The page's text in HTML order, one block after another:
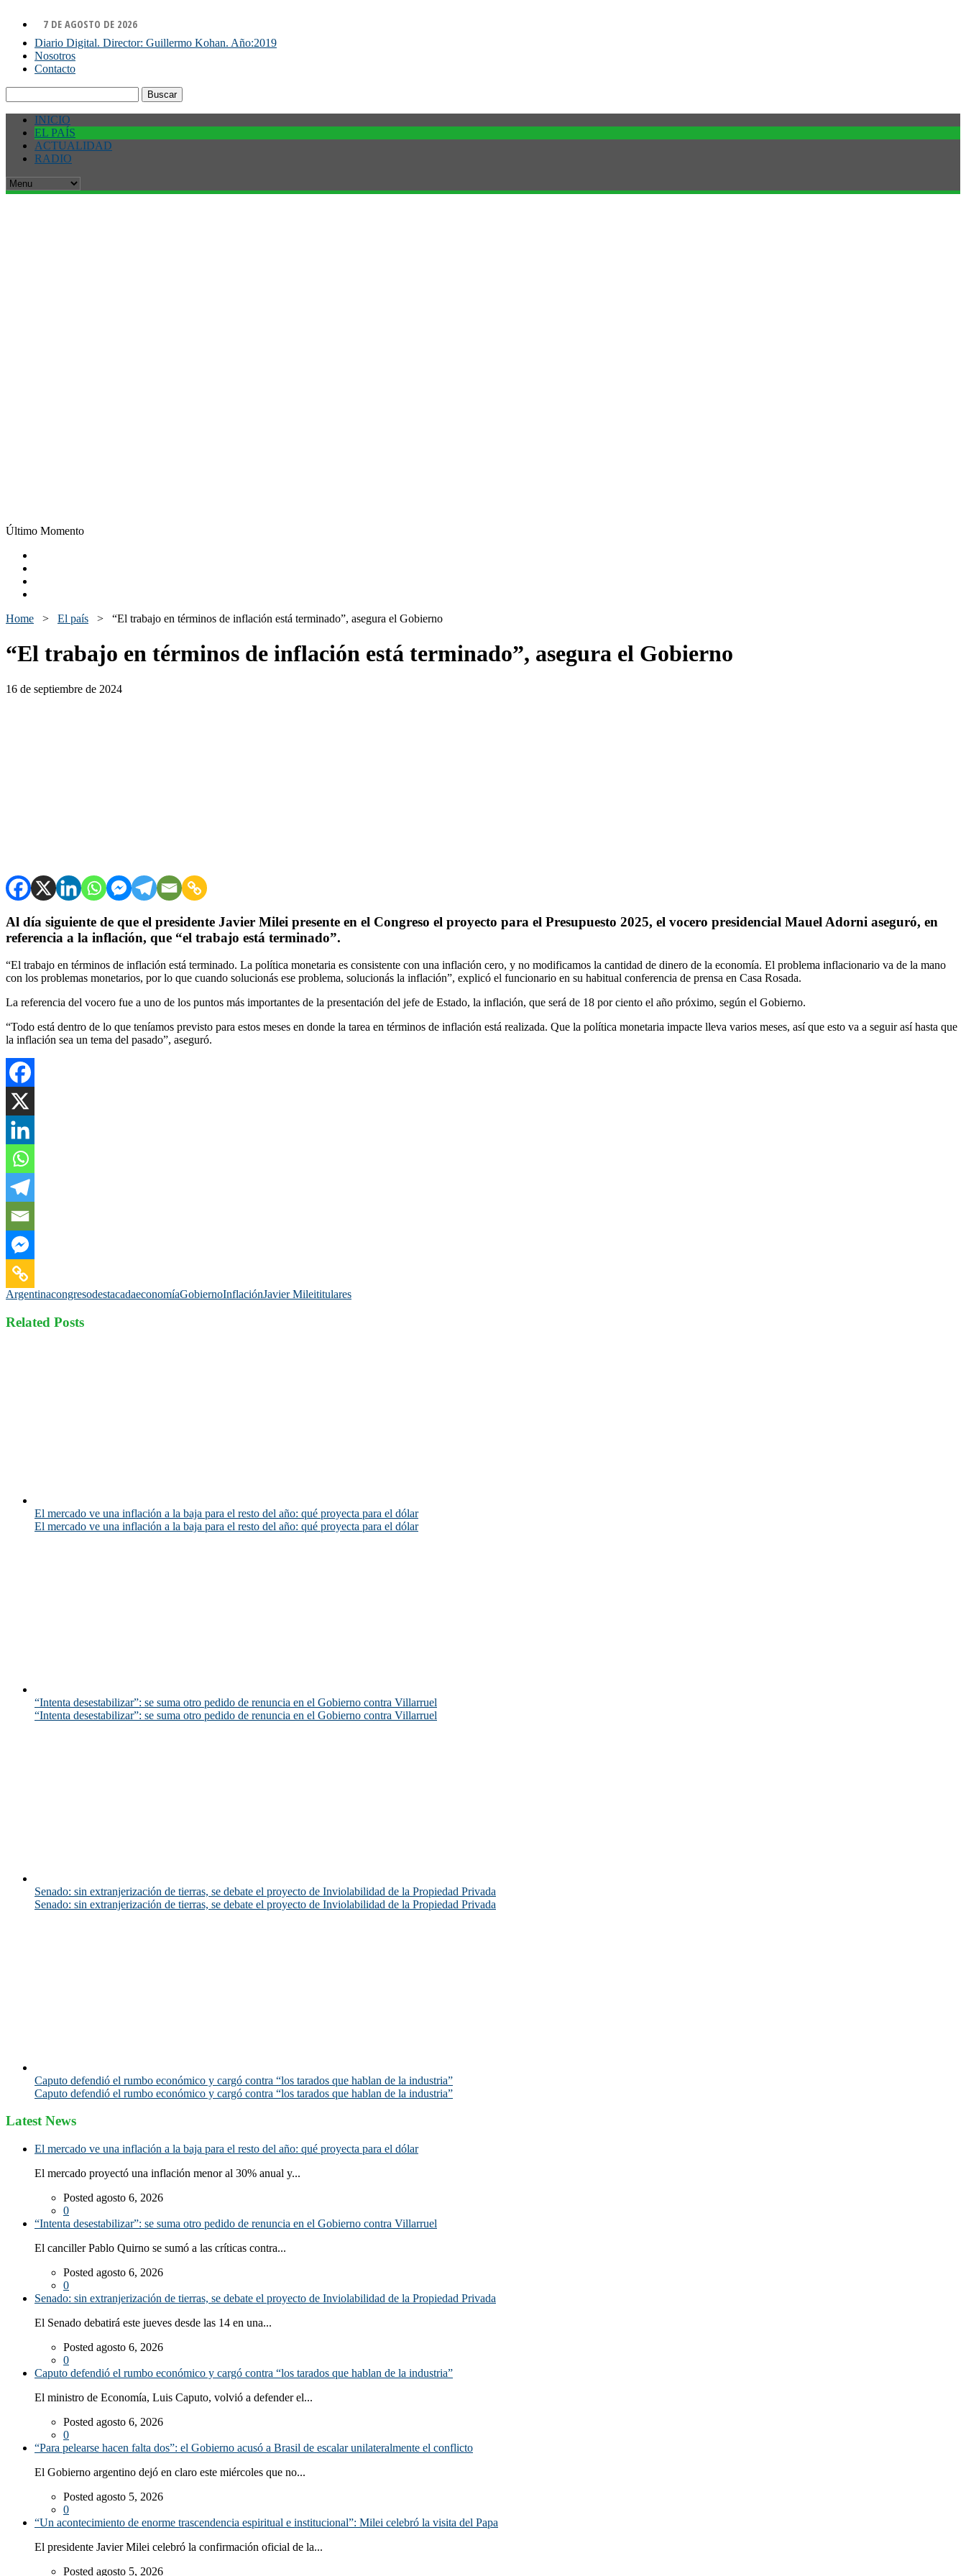
7 DE AGOSTO DE 2026
Diario Digital. Director: Guillermo Kohan. Año:2019
Nosotros
Contacto
INICIO
EL PAÍS
ACTUALIDAD
RADIO
Último Momento
Home > El país > “El trabajo en términos de inflación está terminado”, asegura el Gobierno
“El trabajo en términos de inflación está terminado”, asegura el Gobierno
16 de septiembre de 2024
Al día siguiente de que el presidente Javier Milei presente en el Congreso el proyecto para el Presupuesto 2025, el vocero presidencial Mauel Adorni aseguró, en
referencia a la inflación, que “el trabajo está terminado”.
“El trabajo en términos de inflación está terminado. La política monetaria es consistente con una inflación cero, y no modificamos la cantidad de dinero de la economía. El problema inflacionario va de la mano
con los problemas monetarios, por lo que cuando solucionás ese problema, solucionás la inflación”, explicó el funcionario en su habitual conferencia de prensa en Casa Rosada.
La referencia del vocero fue a uno de los puntos más importantes de la presentación del jefe de Estado, la inflación, que será de 18 por ciento el año próximo, según el Gobierno.
“Todo está dentro de lo que teníamos previsto para estos meses en donde la tarea en términos de inflación está realizada. Que la política monetaria impacte lleva varios meses, así que esto va a seguir así hasta que
la inflación sea un tema del pasado”, aseguró.
ArgentinacongresodestacadaeconomíaGobiernoInflaciónJavier Mileititulares
Related Posts
El mercado ve una inflación a la baja para el resto del año: qué proyecta para el dólar
El mercado ve una inflación a la baja para el resto del año: qué proyecta para el dólar
“Intenta desestabilizar”: se suma otro pedido de renuncia en el Gobierno contra Villarruel
“Intenta desestabilizar”: se suma otro pedido de renuncia en el Gobierno contra Villarruel
Senado: sin extranjerización de tierras, se debate el proyecto de Inviolabilidad de la Propiedad Privada
Senado: sin extranjerización de tierras, se debate el proyecto de Inviolabilidad de la Propiedad Privada
Caputo defendió el rumbo económico y cargó contra “los tarados que hablan de la industria”
Caputo defendió el rumbo económico y cargó contra “los tarados que hablan de la industria”
Latest News
El mercado ve una inflación a la baja para el resto del año: qué proyecta para el dólar
El mercado proyectó una inflación menor al 30% anual y...
Posted agosto 6, 2026
0
“Intenta desestabilizar”: se suma otro pedido de renuncia en el Gobierno contra Villarruel
El canciller Pablo Quirno se sumó a las críticas contra...
Posted agosto 6, 2026
0
Senado: sin extranjerización de tierras, se debate el proyecto de Inviolabilidad de la Propiedad Privada
El Senado debatirá este jueves desde las 14 en una...
Posted agosto 6, 2026
0
Caputo defendió el rumbo económico y cargó contra “los tarados que hablan de la industria”
El ministro de Economía, Luis Caputo, volvió a defender el...
Posted agosto 6, 2026
0
“Para pelearse hacen falta dos”: el Gobierno acusó a Brasil de escalar unilateralmente el conflicto
El Gobierno argentino dejó en claro este miércoles que no...
Posted agosto 5, 2026
0
“Un acontecimiento de enorme trascendencia espiritual e institucional”: Milei celebró la visita del Papa
El presidente Javier Milei celebró la confirmación oficial de la...
Posted agosto 5, 2026